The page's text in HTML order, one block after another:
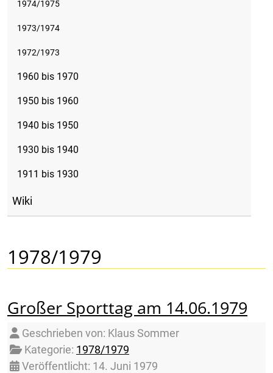
1974/1975
1973/1974
1972/1973
1960 bis 1970
1950 bis 1960
1940 bis 1950
1930 bis 1940
1911 bis 1930
Wiki
1978/1979
Großer Sporttag am 14.06.1979
Details
Geschrieben von: Klaus Sommer
Kategorie: 1978/1979
Veröffentlicht: 14. Juni 1979